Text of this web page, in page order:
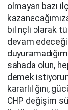
olmayan bazı
bilinçli olarak
devam
sahada olun,
demek
kararlılığını,
CHP değişim